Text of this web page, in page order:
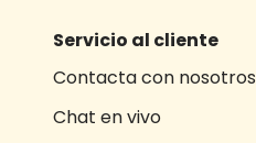
Servicio al cliente
Contacta con nosotros
Chat en vivo